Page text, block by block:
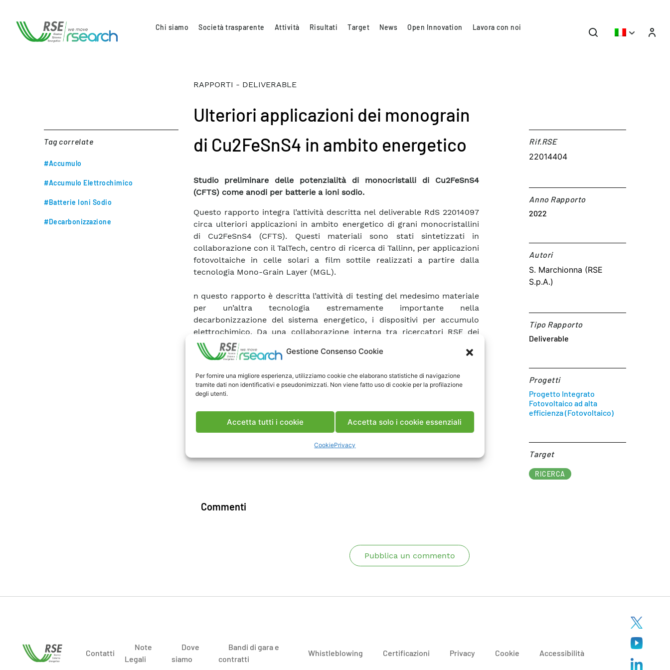
Gestione Consenso Cookie
Per fornire una migliore esperienza, utilizziamo cookie che elaborano statistiche di navigazione
tramite dati non identificativi e pseudonimizzati. Non viene fatto uso di cookie per la profilazione
degli utenti.
Accetta tutti i cookie Accetta solo i cookie essenziali
CookiePrivacy
Chi siamo Società trasparente Attività Risultati Target News Open Innovation Lavora con noi
Tag correlate
#Accumulo
#Accumulo Elettrochimico
#Batterie Ioni Sodio
#Decarbonizzazione
RAPPORTI - DELIVERABLE
Ulteriori applicazioni dei monograin
di Cu2FeSnS4 in ambito energetico
Studio preliminare delle potenzialità di monocristalli di Cu2FeSnS4
(CFTS) come anodi per batterie a ioni sodio.
Questo rapporto integra l’attività descritta nel deliverable RdS 22014097
circa ulteriori applicazioni in ambito energetico di grani monocristallini
di Cu2FeSnS4 (CFTS). Questi materiali sono stati sintetizzati in
collaborazione con il TalTech, centro di ricerca di Tallinn, per applicazioni
fotovoltaiche in celle solari a film sottile realizzati a partire dalla
tecnologia Mono-Grain Layer (MGL).
n questo rapporto è descritta l’attività di testing del medesimo materiale
per un’altra tecnologia estremamente importante nella
decarbonizzazione del sistema energetico, i dispositivi per accumulo
elettrochimico. Da una collaborazione interna tra ricercatori RSE dei
progetti RdS 1.01 e 1.02 sono stati effettuati degli studi preliminari per
comprendere le reali potenzialità di questi monocristalli come materiali
Scarica Rapporto
Rif.RSE​
22014404
Anno Rapporto
2022
Autori​
S. Marchionna (RSE
S.p.A.)
Tipo Rapporto
Deliverable
Progetti
Progetto Integrato
Fotovoltaico ad alta
efficienza (Fotovoltaico)
Target​
RICERCA
Commenti
Pubblica un commento
Contatti
Note
Legali
Dove
siamo
Bandi di gara e
contratti
Whistleblowing Certificazioni Privacy Cookie Accessibilità